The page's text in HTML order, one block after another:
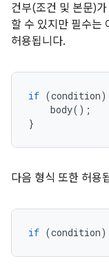
건부(조건 및 본문)
할 수 있지만 필수는
허용됩니다.
if (condition)
body();
}
다음 형식 또한 허용
if (condition)